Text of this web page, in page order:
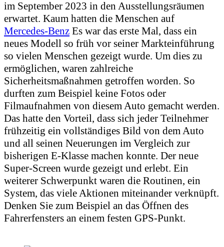
im September 2023 in den Ausstellungsräumen
erwartet. Kaum hatten die Menschen auf
Mercedes-Benz Es war das erste Mal, dass ein
neues Modell so früh vor seiner Markteinführung
so vielen Menschen gezeigt wurde. Um dies zu
ermöglichen, waren zahlreiche
Sicherheitsmaßnahmen getroffen worden. So
durften zum Beispiel keine Fotos oder
Filmaufnahmen von diesem Auto gemacht werden.
Das hatte den Vorteil, dass sich jeder Teilnehmer
frühzeitig ein vollständiges Bild von dem Auto
und all seinen Neuerungen im Vergleich zur
bisherigen E-Klasse machen konnte. Der neue
Super-Screen wurde gezeigt und erlebt. Ein
weiterer Schwerpunkt waren die Routinen, ein
System, das viele Aktionen miteinander verknüpft.
Denken Sie zum Beispiel an das Öffnen des
Fahrerfensters an einem festen GPS-Punkt.